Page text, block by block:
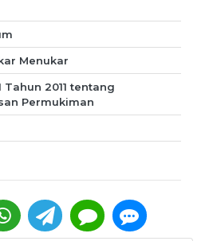
Menukar
Tahun 2011 tentang
Permukiman